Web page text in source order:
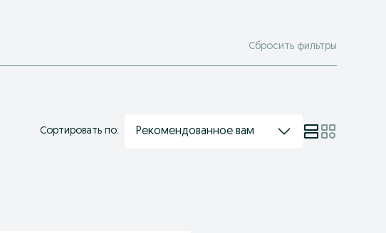
Сбросить фильтры
Сортировать по: Рекомендованное вам